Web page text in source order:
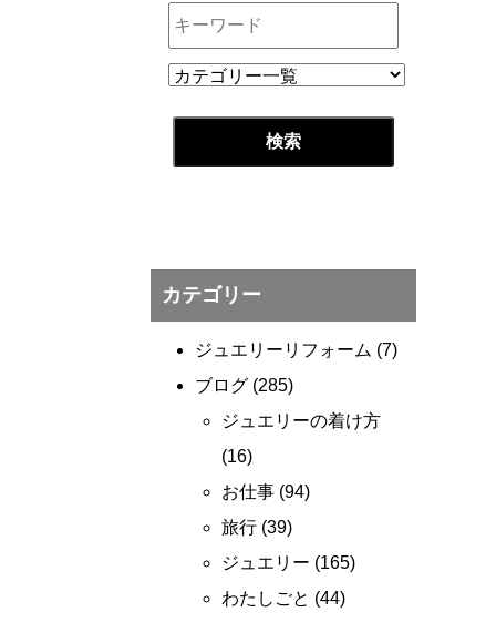
カテゴリー
ジュエリーリフォーム (7)
ブログ (285)
ジュエリーの着け方
(16)
お仕事 (94)
旅行 (39)
ジュエリー (165)
わたしごと (44)